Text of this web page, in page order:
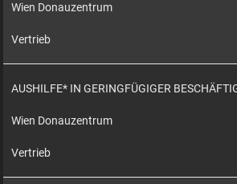
Wien Donauzentrum
Vertrieb
AUSHILFE* IN GERINGFÜGIGER
Wien Donauzentrum
Vertrieb